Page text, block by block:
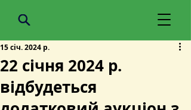
22 січня 2024 р.
відбудеться
15 січ. 2024 р.